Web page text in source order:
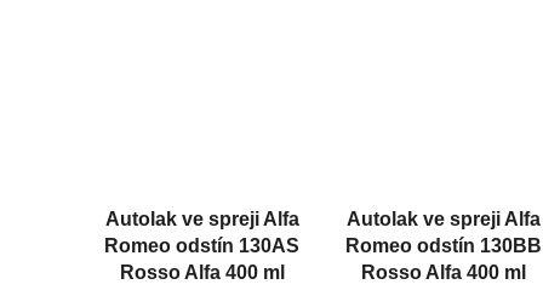
Autolak ve spreji Alfa
Romeo odstín 130AS
Rosso Alfa 400 ml
Autolak ve spreji Alfa
Romeo odstín 130BB
Rosso Alfa 400 ml